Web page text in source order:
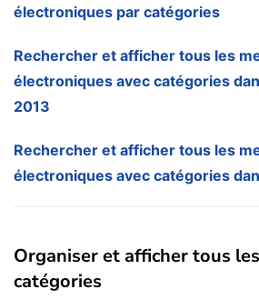
électroniques par catégories
Rechercher et afficher tous les
électroniques avec catégories
2013
Rechercher et afficher tous les
électroniques avec catégories
Organiser et afficher tous
catégories